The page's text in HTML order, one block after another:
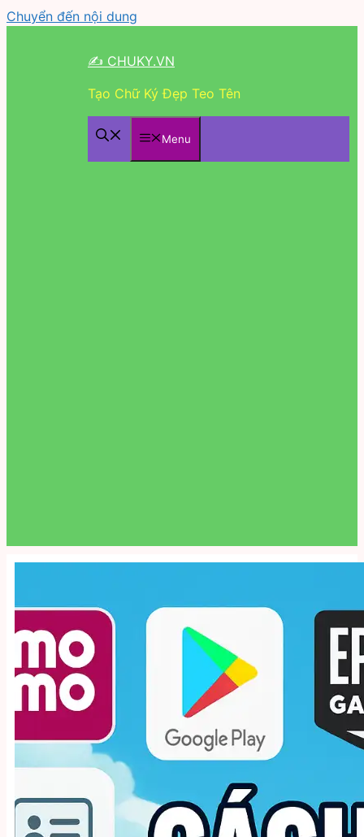
Chuyển đến nội dung
✍ CHUKY.VN
Tạo Chữ Ký Đẹp Teo Tên
Menu